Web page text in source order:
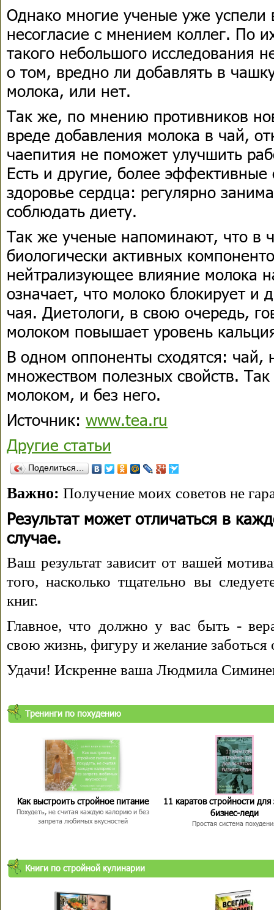
Однако многие ученые уже успели
несогласие с мнением коллег. По
такого небольшого исследования
о том, вредно ли добавлять в
молока, или нет.
Так же, по мнению противников
вреде добавления молока в чай,
чаепития не поможет улучшить
Есть и другие, более эффективные
здоровье сердца: регулярно
соблюдать диету.
Так же ученые напоминают, что в
биологически активных
нейтрализующее влияние молока
означает, что молоко блокирует и
чая. Диетологи, в свою очередь,
молоком повышает уровень
В одном оппоненты сходятся: чай,
множеством полезных свойств.
молоком, и без него.
Источник: www.tea.ru
Другие статьи
Поделиться…
Важно: Получение моих советов не
Результат может отличаться в
случае.
Ваш результат зависит от вашей
того, насколько тщательно вы
книг.
Главное, что должно у вас быть -
свою жизнь, фигуру и желание заботься
Удачи! Искренне ваша Людмила
Тренинги по похудению
Как выстроить стройное питание
Похудеть, не считая каждую калорию и без
запрета любимых вкусностей
11 каратов стройности для
бизнес-леди
Простая система
Книги по стройной кулинарии